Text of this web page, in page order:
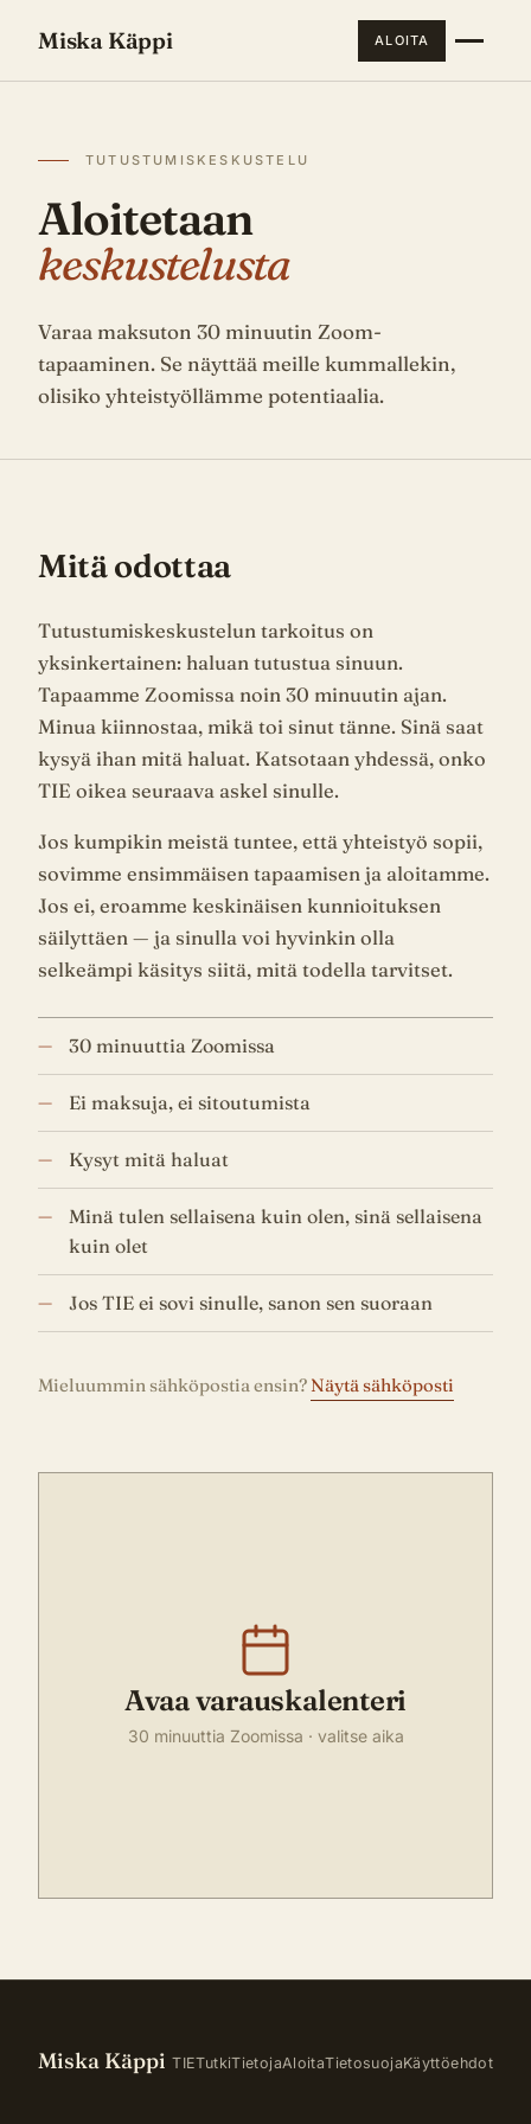
Miska Käppi ALOITA
TUTUSTUMISKESKUSTELU
Aloitetaan
keskustelusta
Varaa maksuton 30 minuutin Zoom-
tapaaminen. Se näyttää meille kummallekin,
olisiko yhteistyöllämme potentiaalia.
Mitä odottaa
Tutustumiskeskustelun tarkoitus on
yksinkertainen: haluan tutustua sinuun.
Tapaamme Zoomissa noin 30 minuutin ajan.
Minua kiinnostaa, mikä toi sinut tänne. Sinä saat
kysyä ihan mitä haluat. Katsotaan yhdessä, onko
TIE oikea seuraava askel sinulle.
Jos kumpikin meistä tuntee, että yhteistyö sopii,
sovimme ensimmäisen tapaamisen ja aloitamme.
Jos ei, eroamme keskinäisen kunnioituksen
säilyttäen — ja sinulla voi hyvinkin olla
selkeämpi käsitys siitä, mitä todella tarvitset.
30 minuuttia Zoomissa
Ei maksuja, ei sitoutumista
Kysyt mitä haluat
Minä tulen sellaisena kuin olen, sinä sellaisena
kuin olet
Jos TIE ei sovi sinulle, sanon sen suoraan
Mieluummin sähköpostia ensin? Näytä sähköposti
Avaa varauskalenteri
30 minuuttia Zoomissa · valitse aika
Miska Käppi TIETutkiTietojaAloitaTietosuojaKäyttöehdot